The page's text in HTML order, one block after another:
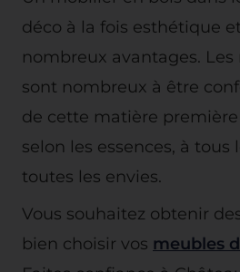
déco à la fois esthétique
nombreux avantages.
sont nombreux à être
de cette matière première
selon les essences, à tous
toutes les envies.
Vous souhaitez obtenir
bien choisir vos meubles